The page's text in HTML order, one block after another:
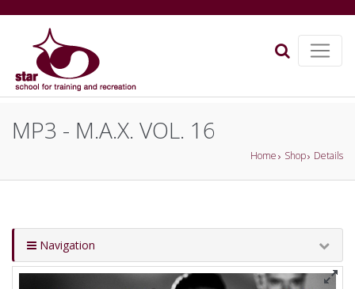
MP3 - M.A.X. VOL. 16
Home Shop Details
Navigation